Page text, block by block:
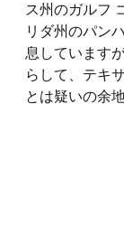
ス州のガルフ
リダ州のパン
息しています
らして、テキ
とは疑いの余